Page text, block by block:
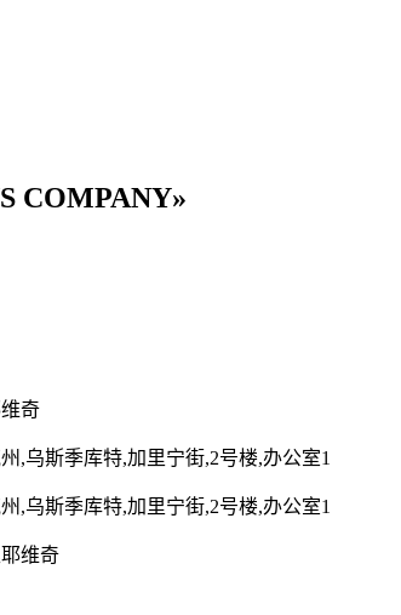
COMPANY»
奇
,乌斯季库特,加里宁街,2号楼,办公室1
,乌斯季库特,加里宁街,2号楼,办公室1
维奇